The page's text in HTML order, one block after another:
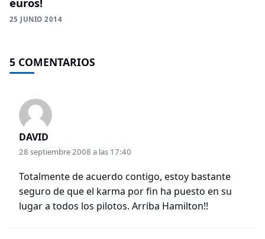
25 JUNIO 2014
5 COMENTARIOS
DAVID
28 septiembre 2008 a las 17:40
Totalmente de acuerdo contigo, estoy bastante
seguro de que el karma por fin ha puesto en su
lugar a todos los pilotos. Arriba Hamilton!!